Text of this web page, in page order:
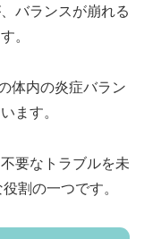
バランスが崩れる
。
体内の炎症バラン
ます。
要なトラブルを未
割の一つです。